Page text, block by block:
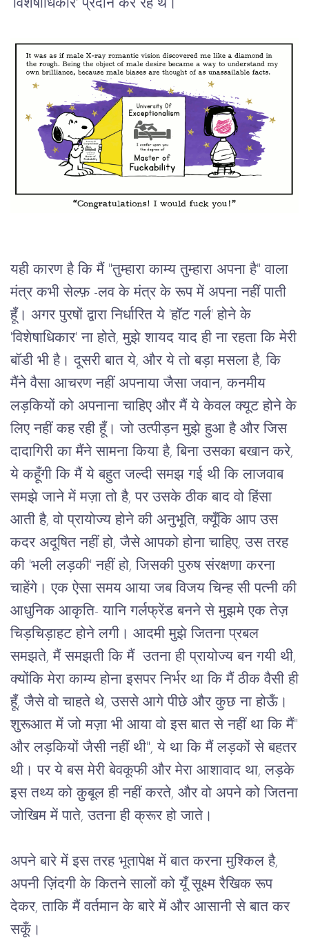
‘विशेषाधिकार' प्रदान कर रहे थे।
यही कारण है कि मैं "तुम्हारा काम्य तुम्हारा अपना है" वाला
मंत्र कभी सेल्फ़ -लव के मंत्र के रूप में अपना नहीं पाती
हूँ। अगर पुरषों द्वारा निर्धारित ये 'हॉट गर्ल' होने के
'विशेषाधिकार' ना होते, मुझे शायद याद ही ना रहता कि मेरी
बॉडी भी है। दूसरी बात ये, और ये तो बड़ा मसला है, कि
मैंने वैसा आचरण नहीं अपनाया जैसा जवान, कनमीय
लड़कियों को अपनाना चाहिए और मैं ये केवल क्यूट होने के
लिए नहीं कह रही हूँ। जो उत्पीड़न मुझे हुआ है और जिस
दादागिरी का मैंने सामना किया है, बिना उसका बखान करे,
ये कहूँगी कि मैं ये बहुत जल्दी समझ गई थी कि लाजवाब
समझे जाने में मज़ा तो है, पर उसके ठीक बाद वो हिंसा
आती है, वो प्रायोज्य होने की अनुभूति, क्यूँकि आप उस
कदर अदूषित नहीं हो, जैसे आपको होना चाहिए, उस तरह
की 'भली लड़की' नहीं हो, जिसकी पुरुष संरक्षणा करना
चाहेंगे। एक ऐसा समय आया जब विजय चिन्ह सी पत्नी की
आधुनिक आकृति- यानि गर्लफ्रेंड बनने से मुझमे एक तेज़
चिड़चिड़ाहट होने लगी। आदमी मुझे जितना प्रबल
समझते, मैं समझती कि मैं उतना ही प्रायोज्य बन गयी थी,
क्योंकि मेरा काम्य होना इसपर निर्भर था कि मैं ठीक वैसी ही
हूँ, जैसे वो चाहते थे, उससे आगे पीछे और कुछ ना होऊँ।
शुरूआत में जो मज़ा भी आया वो इस बात से नहीं था कि मैं"
और लड़कियों जैसी नहीं थी", ये था कि मैं लड़कों से बहतर
थी। पर ये बस मेरी बेवकूफी और मेरा आशावाद था, लड़के
इस तथ्य को क़ुबूल ही नहीं करते, और वो अपने को जितना
जोखिम में पाते, उतना ही क्रूर हो जाते।
अपने बारे में इस तरह भूतापेक्ष में बात करना मुश्किल है,
अपनी ज़िंदगी के कितने सालों को यूँ सूक्ष्म रैखिक रूप
देकर, ताकि मैं वर्तमान के बारे में और आसानी से बात कर
सकूँ।